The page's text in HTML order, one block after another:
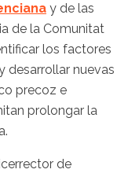
y de las
de la Comunitat
los factores
desarrollar nuevas
precoz e
prolongar la
de